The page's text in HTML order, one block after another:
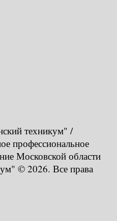
техникум" /
профессиональное
Московской области
© 2026. Все права